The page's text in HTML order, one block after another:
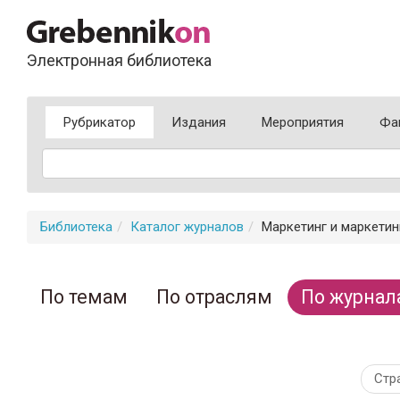
Электронная библиотека
Рубрикатор Издания Мероприятия
Библиотека Каталог журналов Маркетинг и
По темам По отраслям По